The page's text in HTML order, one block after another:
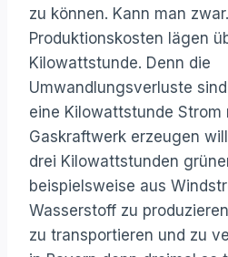
zu können. Kann man
Produktionskosten lägen
Kilowattstunde. Denn die
Umwandlungsverluste
eine Kilowattstunde Strom
Gaskraftwerk erzeugen
drei Kilowattstunden
beispielsweise aus
Wasserstoff zu
zu transportieren und zu